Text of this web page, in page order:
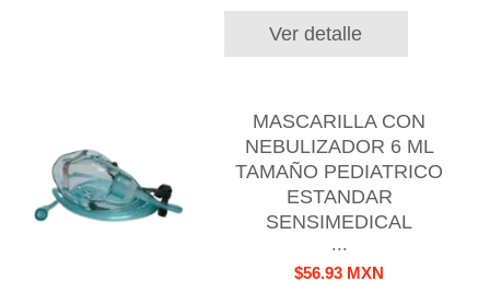
Ver detalle
MASCARILLA CON
NEBULIZADOR 6 ML
TAMAÑO PEDIATRICO
ESTANDAR
SENSIMEDICAL
...
$56.93 MXN